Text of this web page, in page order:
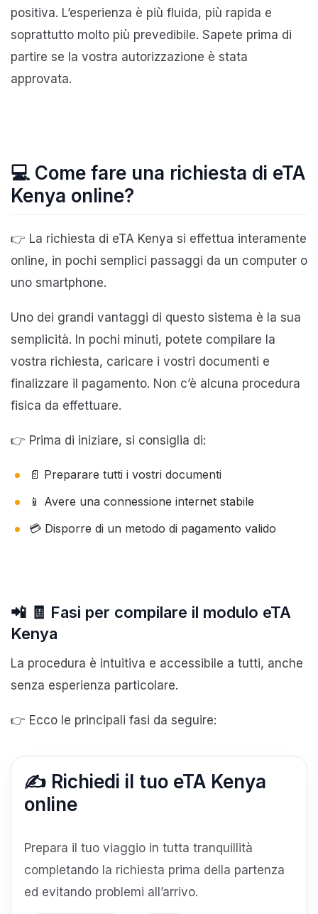
positiva. L’esperienza è più fluida, più rapida e
soprattutto molto più prevedibile. Sapete prima di
partire se la vostra autorizzazione è stata
approvata.
💻 Come fare una richiesta di eTA
Kenya online?
👉 La richiesta di eTA Kenya si effettua interamente
online, in pochi semplici passaggi da un computer o
uno smartphone.
Uno dei grandi vantaggi di questo sistema è la sua
semplicità. In pochi minuti, potete compilare la
vostra richiesta, caricare i vostri documenti e
finalizzare il pagamento. Non c’è alcuna procedura
fisica da effettuare.
👉 Prima di iniziare, si consiglia di:
📄 Preparare tutti i vostri documenti
📱 Avere una connessione internet stabile
💳 Disporre di un metodo di pagamento valido
📲 🧾 Fasi per compilare il modulo eTA
Kenya
La procedura è intuitiva e accessibile a tutti, anche
senza esperienza particolare.
👉 Ecco le principali fasi da seguire:
✍️ Richiedi il tuo eTA Kenya
online
Prepara il tuo viaggio in tutta tranquillità
completando la richiesta prima della partenza
ed evitando problemi all’arrivo.